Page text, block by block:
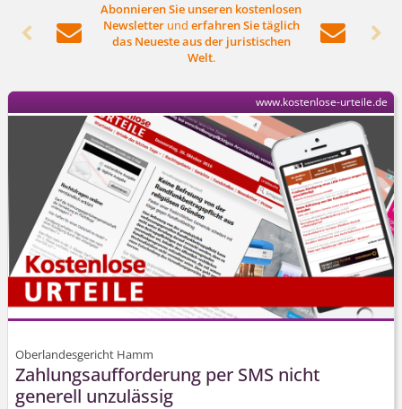
 
Abonnieren Sie unseren kostenlosen
Newsletterund erfahren Sie täglich
das Neueste aus der juristischen
Welt.
 
Oberlandesgericht Hamm
Zahlungs­aufforderung per SMS nicht
generell unzulässig
www.kostenlose-urteile.de